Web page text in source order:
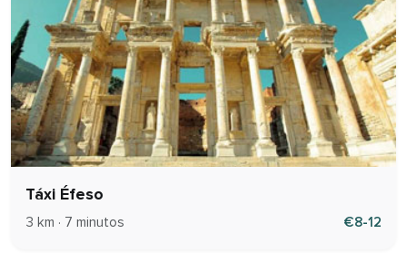
Táxi Éfeso
3 km · 7 minutos €8-12